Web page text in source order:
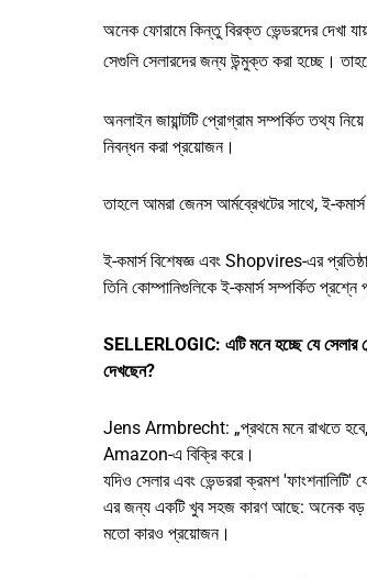
অনেক ফোরামে কিন্তু বিরক্ত ভেন্ডরদের দেখা
সেগুলি সেলারদের জন্য উন্মুক্ত করা হচ্ছে।
অনলাইন জায়ান্টটি প্রোগ্রাম সম্পর্কিত তথ্য
নিবন্ধন করা প্রয়োজন।
তাহলে আমরা জেনস আর্মব্রেখটের সাথে, ই-কমার্স
ই-কমার্স বিশেষজ্ঞ এবং Shopvires-এর
তিনি কোম্পানিগুলিকে ই-কমার্স সম্পর্কিত
SELLERLOGIC: এটি মনে হচ্ছে যে সেলার
দেখছেন?
Jens Armbrecht: „প্রথমে মনে রাখতে হবে,
Amazon-এ বিক্রি করে।
যদিও সেলার এবং ভেন্ডররা ক্রমশ
এর জন্য একটি খুব সহজ কারণ আছে: অনেক বড়
মতো কারও প্রয়োজন।